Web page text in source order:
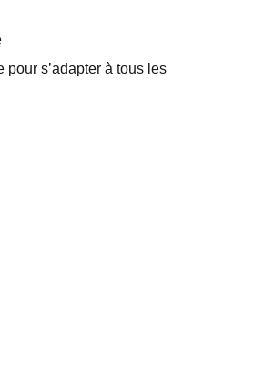
pour s’adapter à tous les